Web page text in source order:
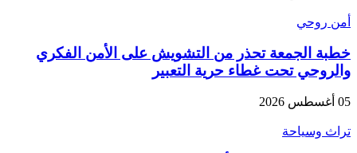
أمن روحي
خطبة الجمعة تحذر من التشويش على الأمن الفكري
والروحي تحت غطاء حرية التعبير
05 أغسطس 2026
تراث وسياحة